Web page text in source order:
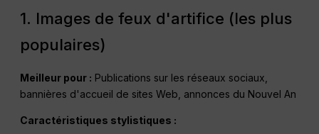
1. Images de feux d'artifice (les plus
populaires)
Meilleur pour : Publications sur les réseaux sociaux,
bannières d'accueil de sites Web, annonces du Nouvel An
Caractéristiques stylistiques :